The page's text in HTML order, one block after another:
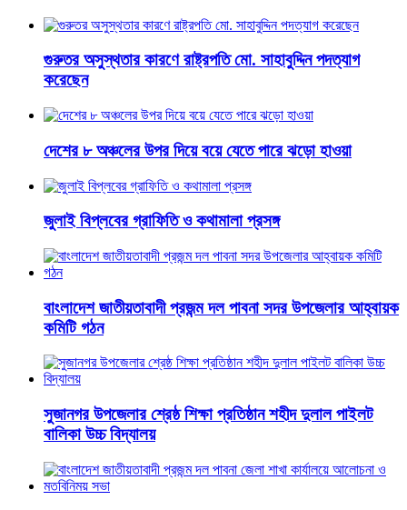
গুরুতর অসুস্থতার কারণে রাষ্ট্রপতি মো. সাহাবুদ্দিন পদত্যাগ
করেছেন
দেশের ৮ অঞ্চলের উপর দিয়ে বয়ে যেতে পারে ঝড়ো হাওয়া
জুলাই বিপ্লবের গ্রাফিতি ও কথামালা প্রসঙ্গ
বাংলাদেশ জাতীয়তাবাদী প্রজন্ম দল পাবনা সদর উপজেলার আহ্বায়ক
কমিটি গঠন
সুজানগর উপজেলার শ্রেষ্ঠ শিক্ষা প্রতিষ্ঠান শহীদ দুলাল পাইলট
বালিকা উচ্চ বিদ্যালয়